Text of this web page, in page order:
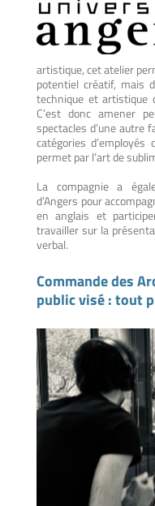
artistique, cet atelier
potentiel créatif, mais
technique et artistique
C’est donc amener
spectacles d’une autre
catégories
permet par l’art de
La compagnie a
d’Angers pour
en anglais et
travailler sur la
verbal.
Commande des
public visé : tout